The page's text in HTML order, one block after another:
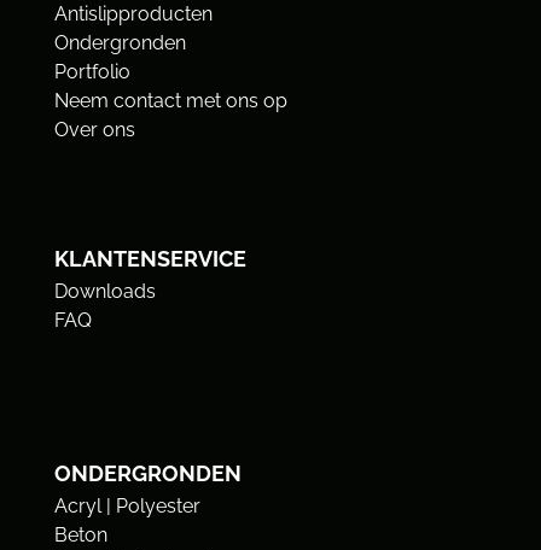
Antislipproducten
Ondergronden
Portfolio
Neem contact met ons op
Over ons
KLANTENSERVICE
Downloads
FAQ
ONDERGRONDEN
Acryl | Polyester
Beton